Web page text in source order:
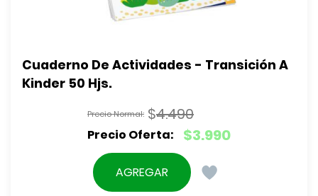
Cuaderno De Actividades - Transición A
Kinder 50 Hjs.
$4.490
El
original
$3.990
El
precio
actual
AGREGAR